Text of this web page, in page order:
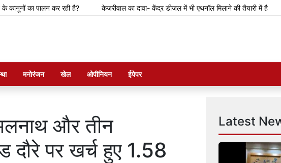
का पालन कर रही है? केजरीवाल का दावा- केंद्र डीजल में भी एथनॉल मिलाने की तैयारी में है
मनोरंजन खेल ओपीनियन ईपेपर
और तीन
दौरे पर खर्च हुए 1.58
Latest